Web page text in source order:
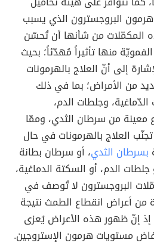
البروجسترون الذي يسبب
المكمّلات من شأنها أن تُحسّن
منها تأثيراً مُهدّئاً؛ بحيث
إلى أنّ العلاج بالهرمونات
من الأمراض؛ بما في ذلك
الدّماغية، وجلطات الدم،
معينة من سرطان الثدي، وممّا
العلاج بالهرمونات في حال
بسرطان الثدي، أو سرطان بطانة
جلطات الدم، أو السكتة الدماغية،
البروجسترون لا تُوصف في
من أعراض انقطاع الطمث نتيجة
إذ إنّ ظهور هذه الأعراض يُعزى
مستويات هرمون الإستروجين.